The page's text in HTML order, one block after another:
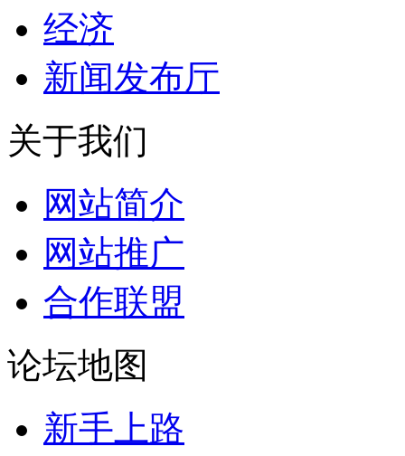
经济
新闻发布厅
关于我们
网站简介
网站推广
合作联盟
论坛地图
新手上路